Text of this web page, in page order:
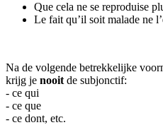
Que cela ne se reproduise
Le fait qu’il soit malade ne
Na de volgende betrekkelijke
krijg je nooit de subjonctif:
- ce qui
- ce que
- ce dont, etc.